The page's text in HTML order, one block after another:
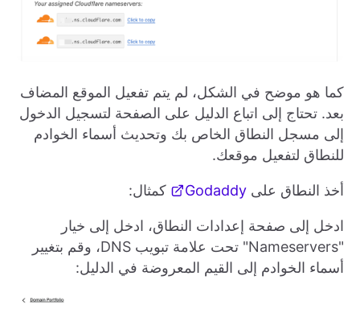
كما هو موضح في الشكل، لم يتم تفعيل الموقع المضاف
بعد. تحتاج إلى اتباع الدليل على الصفحة لتسجيل الدخول
إلى مسجل النطاق الخاص بك وتحديث أسماء الخوادم
للنطاق لتفعيل موقعك.
أخذ النطاق على Godaddy كمثال:
ادخل إلى صفحة إعدادات النطاق، ادخل إلى خيار
"Nameservers" تحت علامة تبويب DNS، وقم بتغيير
أسماء الخوادم إلى القيم المعروضة في الدليل: